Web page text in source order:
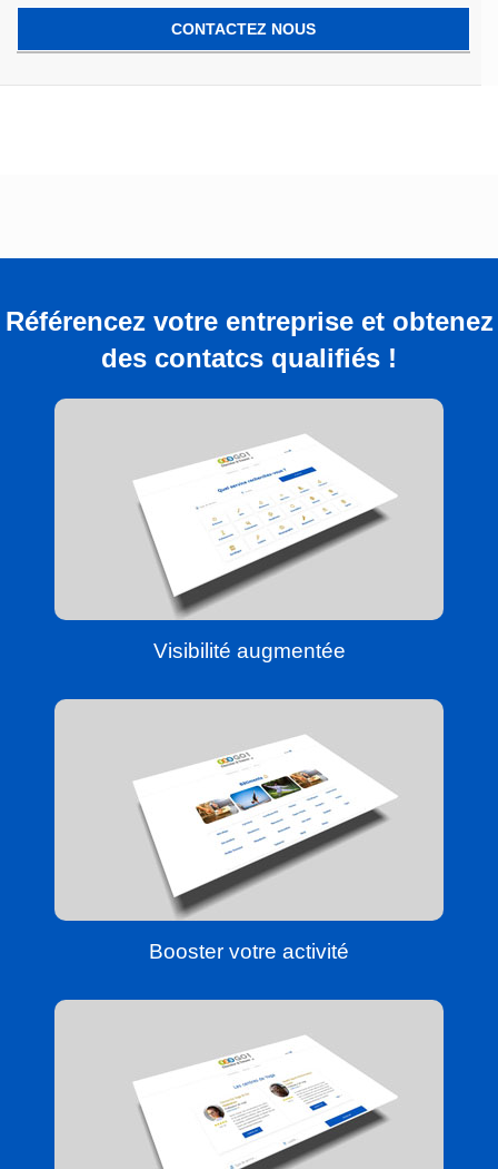
CONTACTEZ NOUS
Référencez votre entreprise et obtenez
des contatcs qualifiés !
Visibilité augmentée
Booster votre activité